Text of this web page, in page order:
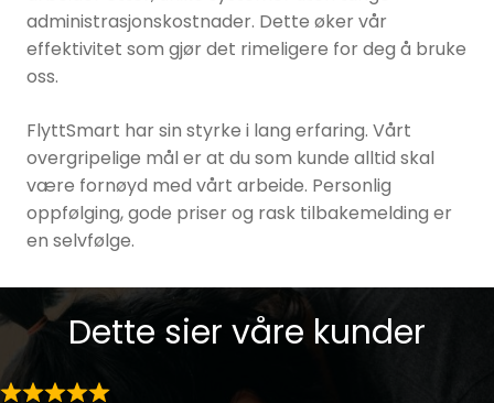
administrasjonskostnader. Dette øker vår
effektivitet som gjør det rimeligere for deg å bruke
oss.
FlyttSmart har sin styrke i lang erfaring. Vårt
overgripelige mål er at du som kunde alltid skal
være fornøyd med vårt arbeide. Personlig
oppfølging, gode priser og rask tilbakemelding er
en selvfølge.
Dette sier våre kunder